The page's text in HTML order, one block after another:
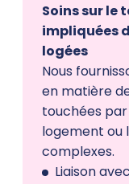
Soins sur le
impliquées
logées
Nous
en matière
touchées
logement ou
complexes.
Liaison